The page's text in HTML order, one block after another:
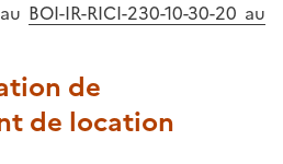
BOI-IR-RICI-230-10-30-20 au
de
de location